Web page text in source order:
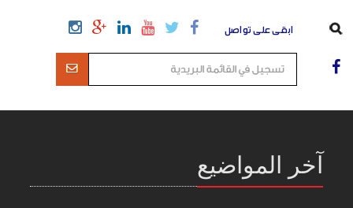
ابقى على تواصل
آخر المواضيع